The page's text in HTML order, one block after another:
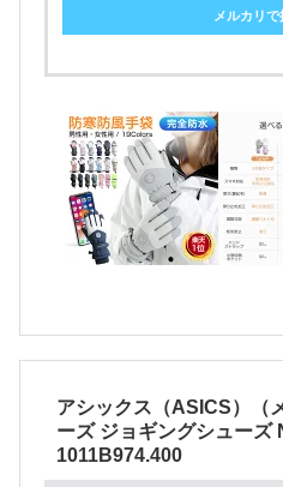
メルカリで
アシックス（ASICS）（
ーズ ジョギングシューズ
1011B974.400